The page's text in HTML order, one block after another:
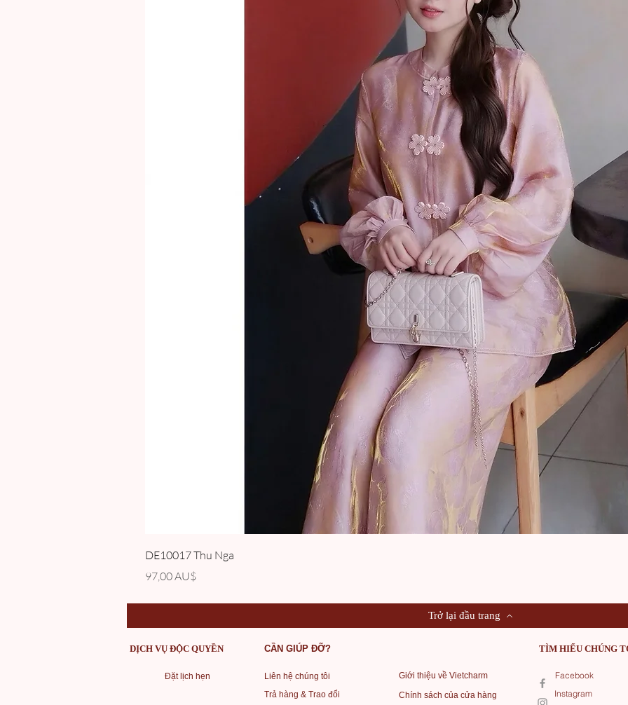
DE10017 Thu Nga
Giá
97,00 AU$
Trở lại đầu trang
DỊCH VỤ ĐỘC QUYỀN CẦN GIÚP ĐỠ? TÌM HIỂU CHÚNG
Đặt lịch hẹn
Liên hệ chúng tôi
Trả hàng & Trao đổi
Giới thiệu về Vietcharm
Chính sách của cửa hàng
Instagram
Facebook